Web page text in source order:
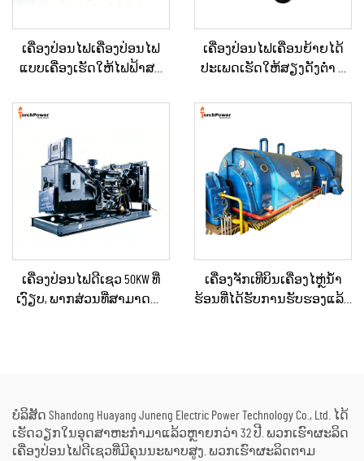
ເຄື່ອງປ່ອນໄຟເຄື່ອງປ່ອນໄຟ
ແບບເຄື່ອງເຮັດໃຫ້ໄຟຟ້າສະ
ອາຄານເພື່ອການຄ້າ ແລະ
ສະຫງາດໄຟສຳຮອງ
ເຄື່ອງປ່ອນໄຟເຄື່ອນຍ້າຍໄດ້
ປະເພດເຮັດໃຫ້ສຽງດັງຕ່ຳ ທີ່
ສຳລັບການໃຊ້ໃນເວລາฉຸກ
ເຄື່ອງປ່ອນໄຟດີເຊວ 50KW ທີ່
ເງົຽບ, ພາກສ່ວນທີ່ສາມາດນຳ
ເຄື່ອງຈັກເທີບິນເຄື່ອງໄຫຼ່ນ້ຳ
ຮ້ອນທີ່ໄດ້ຮັບການຮັບຮອງແລ້ວ
ບໍລິສັດ Shandong Huayang Juneng Electric Power Technology Co., Ltd. ໄດ້
ເຮັດວຽກໃນອຸດສາຫະກຳມາແລ້ວຫຼາຍກວ່າ 32 ປີ. ພວກເຮົາຜະລິດ
ເຄື່ອງປ່ອນໄຟດີເຊວທີ່ມີຄຸນນະພາບສູງ. ພວກເຮົາຜະລິດຕາມ